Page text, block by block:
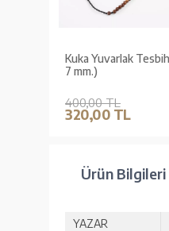
Kuka Yuvarlak
7 mm.)
400,00 TL
320,00 TL
Ürün Bilgileri
YAZAR